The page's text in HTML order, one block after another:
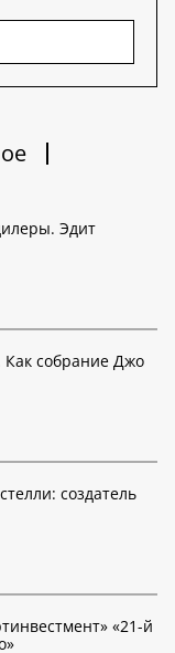
Эдит
Как собрание Джо
создатель
«21-й